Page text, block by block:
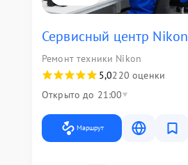
Сервисный центр Nikon
Ремонт техники Nikon
5,0220 оценки
Открыто до 21:00
Маршрут